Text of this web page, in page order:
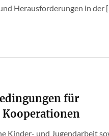
Herausforderungen in der
für
Kinder- und Jugendarbeit